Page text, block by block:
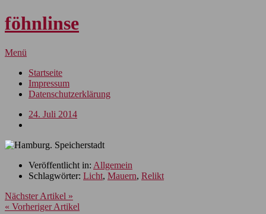
föhnlinse
Menü
Startseite
Impressum
Datenschutzerklärung
24. Juli 2014
Veröffentlicht in: Allgemein
Schlagwörter: Licht, Mauern, Relikt
Nächster Artikel »
« Vorheriger Artikel